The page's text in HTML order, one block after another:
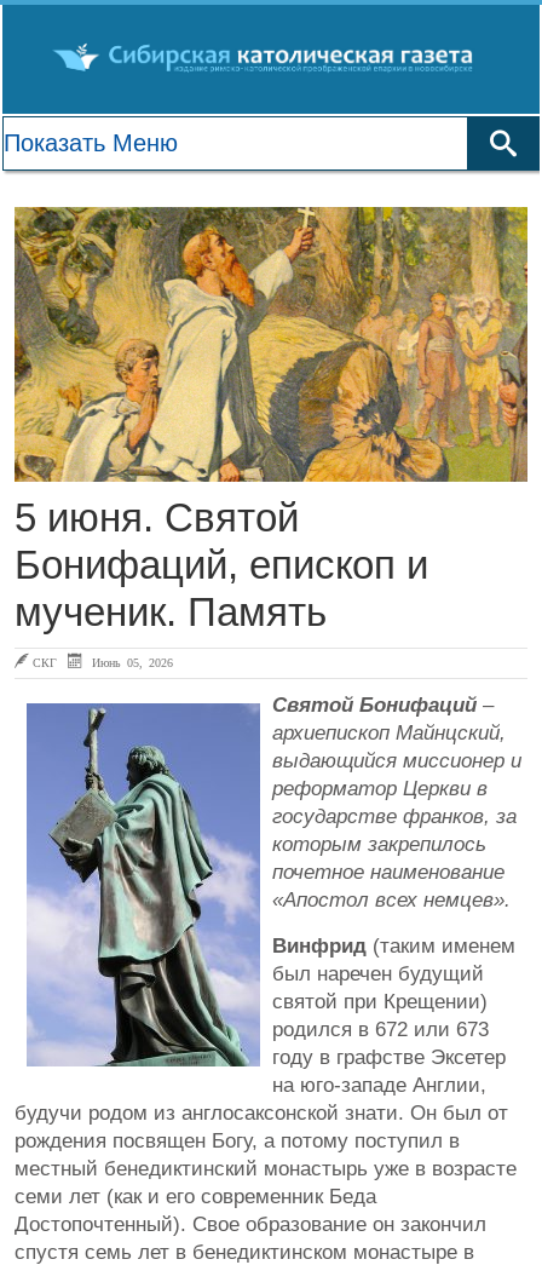
5 июня. Святой
Бонифаций, епископ и
мученик. Память
СКГ Июнь 05, 2026
Святой Бонифаций –
архиепископ Майнцский,
выдающийся миссионер и
реформатор Церкви в
государстве франков, за
которым закрепилось
почетное наименование
«Апостол всех немцев».
Винфрид (таким именем
был наречен будущий
святой при Крещении)
родился в 672 или 673
году в графстве Эксетер
на юго-западе Англии,
будучи родом из англосаксонской знати. Он был от
рождения посвящен Богу, а потому поступил в
местный бенедиктинский монастырь уже в возрасте
семи лет (как и его современник Беда
Достопочтенный). Свое образование он закончил
спустя семь лет в бенедиктинском монастыре в